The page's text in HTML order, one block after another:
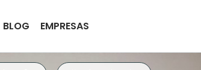
BLOG EMPRESAS